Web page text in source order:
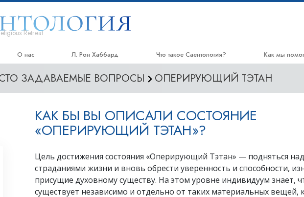
Retreat
О нас Л. Рон Хаббард Что такое Саентология?
Верования и практики
Что саентологи говорят о
Саентологии
Внутри церкви
Основные принципы Саентологии
Как мы
Дорога к
человека
ЗАДАВАЕМЫЕ ВОПРОСЫ ОПЕРИРУЮЩИЙ ТЭТАН
КАК БЫ ВЫ ОПИСАЛИ СОСТОЯНИЕ
«ОПЕРИРУЮЩИЙ ТЭТАН»?
Цель достижения состояния «Оперирующий Тэтан» — подняться над
страданиями жизни и вновь обрести уверенность и способности,
присущие духовному существу. На этом уровне индивидуум знает,
существует независимо и отдельно от таких материальных вещей,